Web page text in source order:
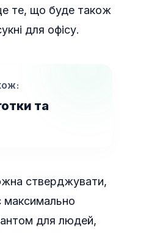
те, що буде також
для офісу.
та
стверджувати,
для людей,